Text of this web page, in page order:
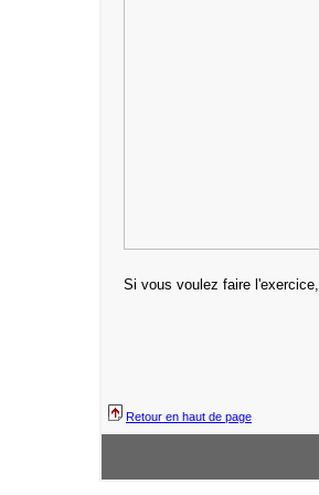
Si vous voulez faire l'exercice,
Retour en haut de page